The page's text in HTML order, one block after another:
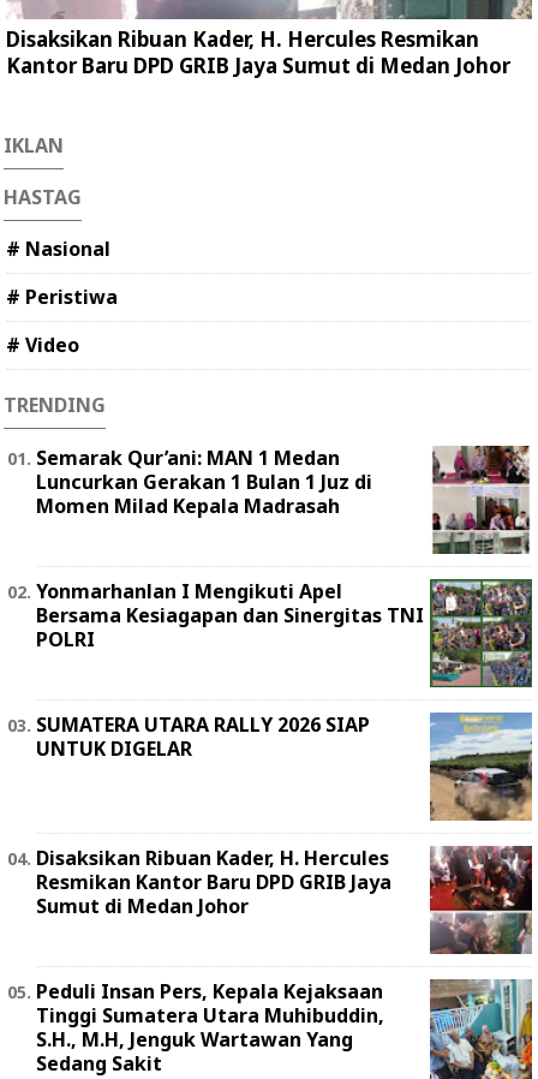
Disaksikan Ribuan Kader, H. Hercules Resmikan
Kantor Baru DPD GRIB Jaya Sumut di Medan Johor
IKLAN
HASTAG
# Nasional
# Peristiwa
# Video
TRENDING
Semarak Qur’ani: MAN 1 Medan
Luncurkan Gerakan 1 Bulan 1 Juz di
Momen Milad Kepala Madrasah
Yonmarhanlan I Mengikuti Apel
Bersama Kesiagapan dan Sinergitas TNI
POLRI
SUMATERA UTARA RALLY 2026 SIAP
UNTUK DIGELAR
Disaksikan Ribuan Kader, H. Hercules
Resmikan Kantor Baru DPD GRIB Jaya
Sumut di Medan Johor
Peduli Insan Pers, Kepala Kejaksaan
Tinggi Sumatera Utara Muhibuddin,
S.H., M.H, Jenguk Wartawan Yang
Sedang Sakit